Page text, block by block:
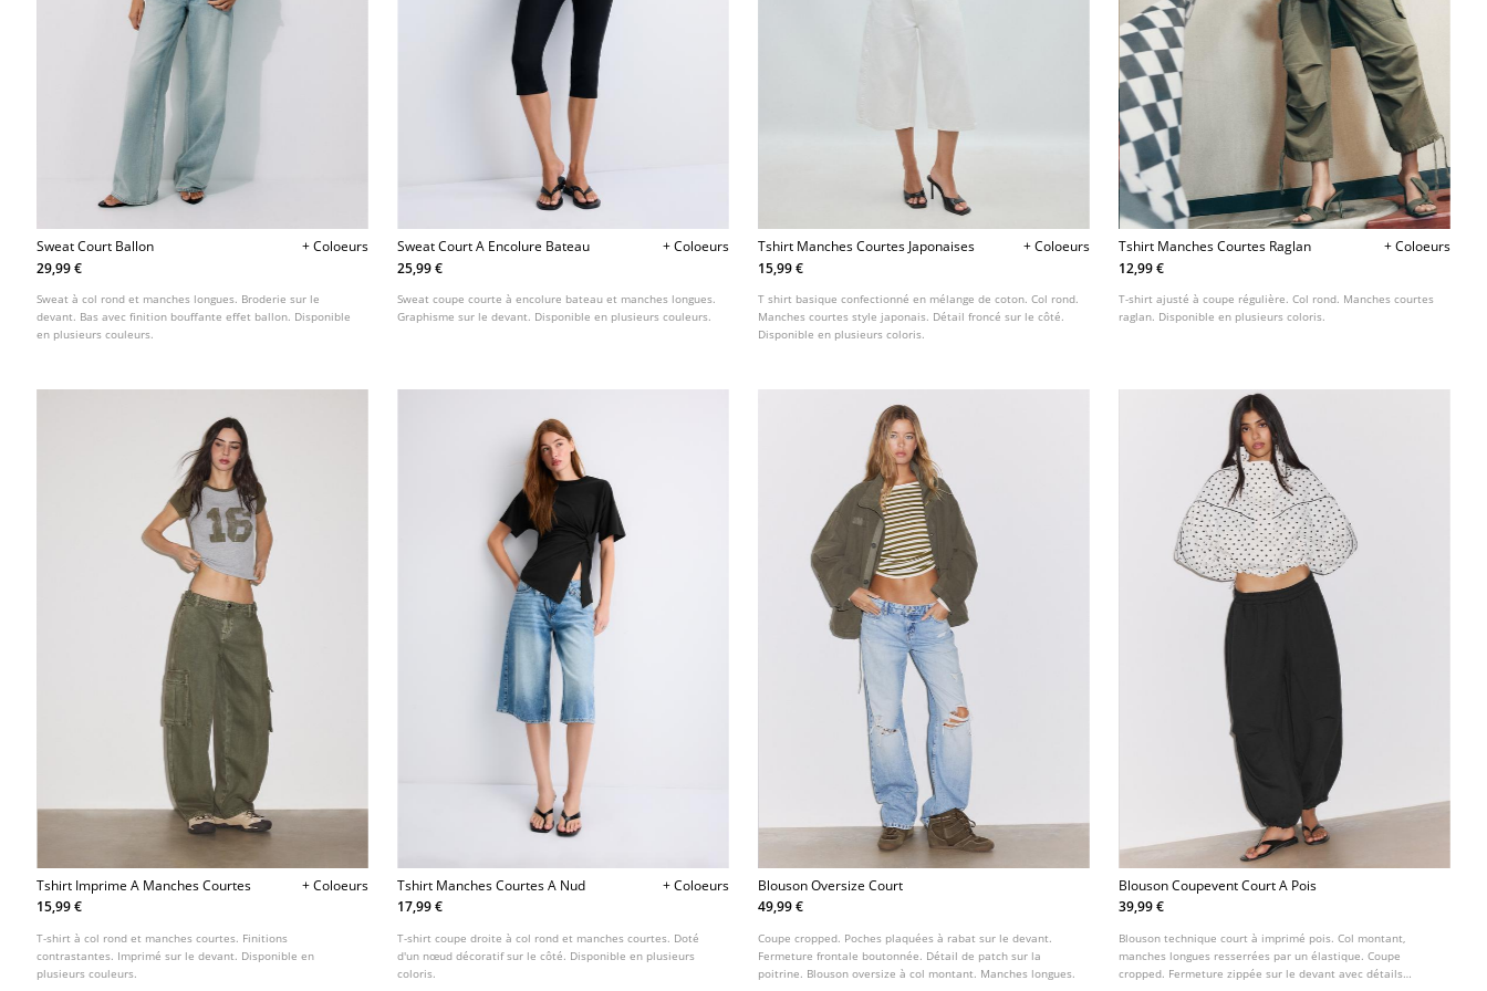
Sweat Court Ballon
+ Coloeurs
29,99 €
Sweat à col rond et manches longues. Broderie sur le
devant. Bas avec finition bouffante effet ballon. Disponible
en plusieurs couleurs.
Sweat Court A Encolure Bateau
+ Coloeurs
25,99 €
Sweat coupe courte à encolure bateau et manches longues.
Graphisme sur le devant. Disponible en plusieurs couleurs.
Tshirt Manches Courtes Japonaises
+ Coloeurs
15,99 €
T shirt basique confectionné en mélange de coton. Col rond.
Manches courtes style japonais. Détail froncé sur le côté.
Disponible en plusieurs coloris.
Tshirt Manches Courtes Raglan
+ Coloeurs
12,99 €
T-shirt ajusté à coupe régulière. Col rond. Manches courtes
raglan. Disponible en plusieurs coloris.
Tshirt Imprime A Manches Courtes
+ Coloeurs
15,99 €
T-shirt à col rond et manches courtes. Finitions
contrastantes. Imprimé sur le devant. Disponible en
plusieurs couleurs.
Tshirt Manches Courtes A Nud
+ Coloeurs
17,99 €
T-shirt coupe droite à col rond et manches courtes. Doté
d'un nœud décoratif sur le côté. Disponible en plusieurs
coloris.
Blouson Oversize Court
49,99 €
Coupe cropped. Poches plaquées à rabat sur le devant.
Fermeture frontale boutonnée. Détail de patch sur la
poitrine. Blouson oversize à col montant. Manches longues.
Blouson Coupevent Court A Pois
39,99 €
Blouson technique court à imprimé pois. Col montant,
manches longues resserrées par un élastique. Coupe
cropped. Fermeture zippée sur le devant avec détails